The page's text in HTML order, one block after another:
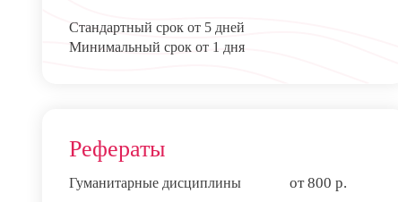
Стандартный срок от 5 дней
Минимальный срок от 1 дня
Рефераты
Гуманитарные дисциплины от 800 р.